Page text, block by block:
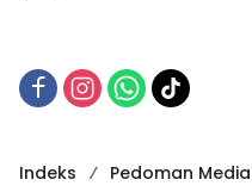
Indeks Pedoman